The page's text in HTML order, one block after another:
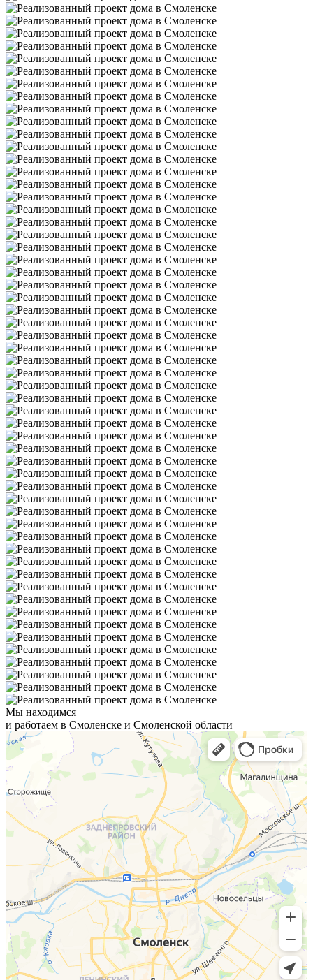
Мы находимся
и работаем в Смоленске и Смоленской области